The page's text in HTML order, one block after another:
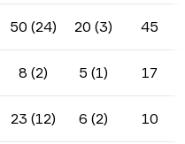
50 (24) 20 (3) 45
8 (2) 5 (1) 17
23 (12) 6 (2) 10